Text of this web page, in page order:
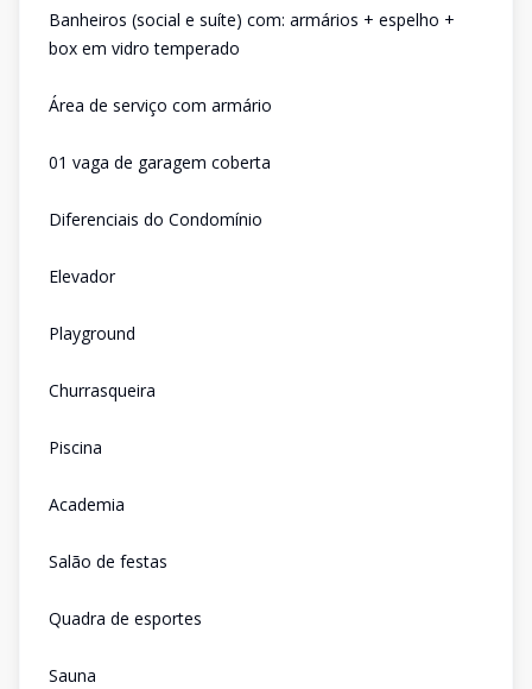
Banheiros (social e suíte) com: armários + espelho +
box em vidro temperado
Área de serviço com armário
01 vaga de garagem coberta
Diferenciais do Condomínio
Elevador
Playground
Churrasqueira
Piscina
Academia
Salão de festas
Quadra de esportes
Sauna